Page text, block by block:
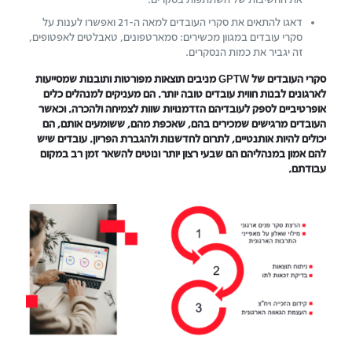
דאגו להתאים את סקרי העובדים למאה ה-21 ואפשרו לענות על
סקרי עובדים במגוון מכשירים: סמארטפונים, טאבלטים לאפטופים,
זה יגביר את כמות הנסקרים.
סקרי העובדים של GPTW מניבים תוצאות מפורטות ותובנות שמסייעות
לארגונים לבנות חווית עובדים טובה יותר. הם מעניקים למנהלים כלים
אופרטיביים לספק לעובדיהם הזדמנויות שוות לצמיחה ולהכרה. וכאשר
העובדים מרגישים שמכירים בהם, שאכפת מהם, ששומעים אותם, הם
יכולים להיות אותנטיים, לתרום לחדשנות ולהגברת הפריון. עובדים שיש
להם אמון במנהליהם הם שבעי רצון יותר ונוטים להשאר זמן רב במקום
עבודתם.